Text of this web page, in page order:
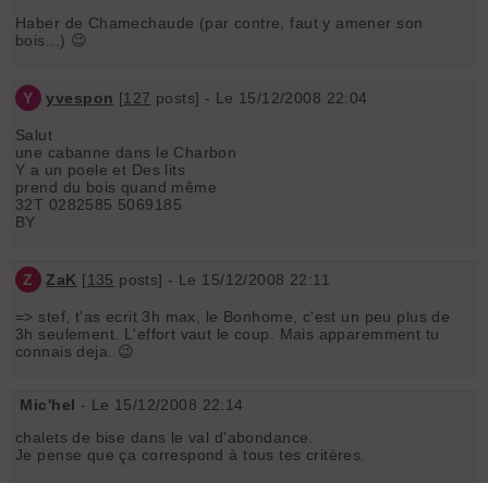
Haber de Chamechaude (par contre, faut y amener son
bois...) 😉
Y yvespon [127 posts] - Le 15/12/2008 22:04
Salut
une cabanne dans le Charbon
Y a un poele et Des lits
prend du bois quand même
32T 0282585 5069185
BY
Z ZaK [135 posts] - Le 15/12/2008 22:11
=> stef, t'as ecrit 3h max, le Bonhome, c'est un peu plus de
3h seulement. L'effort vaut le coup. Mais apparemment tu
connais deja. 😉
Mic'hel - Le 15/12/2008 22:14
chalets de bise dans le val d'abondance.
Je pense que ça correspond à tous tes critères.